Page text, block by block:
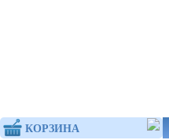
КОРЗИНА